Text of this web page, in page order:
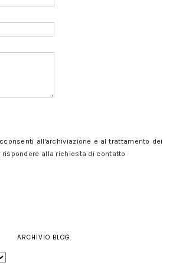
all'archiviazione e al trattamento dei
alla richiesta di contatto
ARCHIVIO BLOG